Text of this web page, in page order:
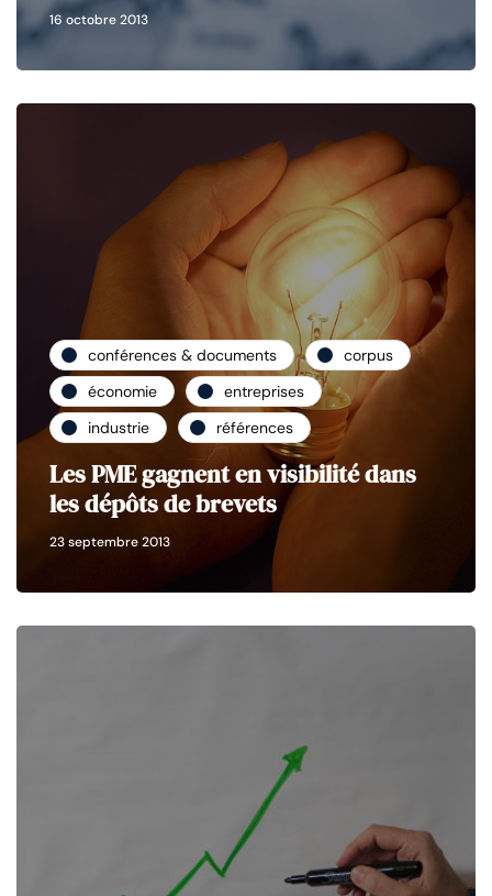
16 octobre 2013
conférences & documents
corpus
économie
entreprises
industrie
références
Les PME gagnent en visibilité dans
les dépôts de brevets
23 septembre 2013